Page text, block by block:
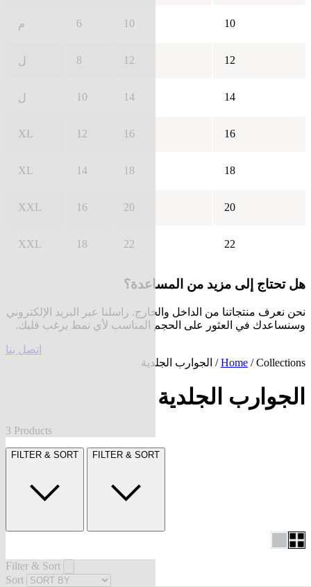
م 6 10 10
ل 8 12 12
ل 10 14 14
XL 12 16 16
XL 14 18 18
XXL 16 20 20
XXL 18 22 22
هل تحتاج إلى مزيد من المساعدة؟
نحن نعرف منتجاتنا من الداخل والخارج. راسلنا عبر البريد الإلكتروني
وسنساعدك في العثور على الحجم المناسب لأي نمط يرغب قلبك.
اتصل بنا
Home / Collections / الجوارب الجلدية
الجوارب الجلدية
3 Products
FILTER & SORT FILTER & SORT
Filter & Sort
Sort